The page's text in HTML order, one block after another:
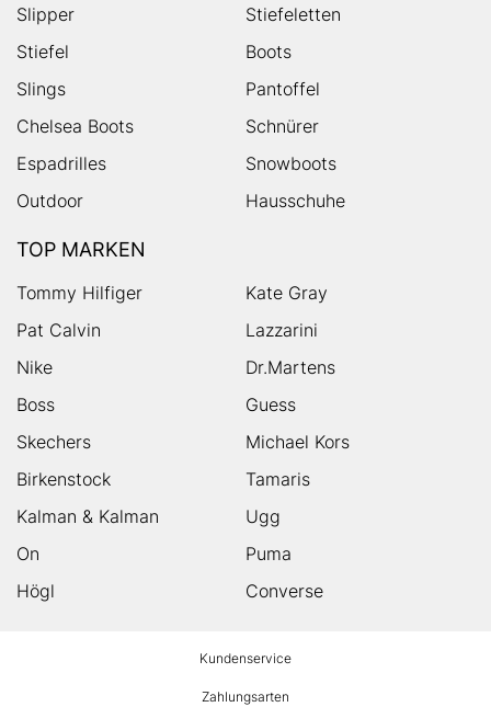
Slipper
Stiefeletten
Stiefel
Boots
Slings
Pantoffel
Chelsea Boots
Schnürer
Espadrilles
Snowboots
Outdoor
Hausschuhe
TOP MARKEN
Tommy Hilfiger
Kate Gray
Pat Calvin
Lazzarini
Nike
Dr.Martens
Boss
Guess
Skechers
Michael Kors
Birkenstock
Tamaris
Kalman & Kalman
Ugg
On
Puma
Högl
Converse
Kundenservice
Zahlungsarten